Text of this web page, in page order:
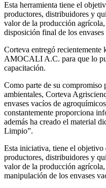
Esta herramienta tiene el
productores, distribuidores y
valor de la producción
disposición final de los envases
Corteva entregó recientemente
AMOCALI A.C. para que lo
capacitación.
Como parte de su compromiso
ambientales, Corteva
envases vacíos de
constantemente proporciona
además ha creado el material
Limpio”.
Esta iniciativa, tiene el objetivo
productores, distribuidores y
valor de la producción
manipulación de los envases